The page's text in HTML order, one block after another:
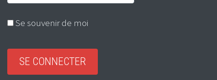
Se souvenir de moi